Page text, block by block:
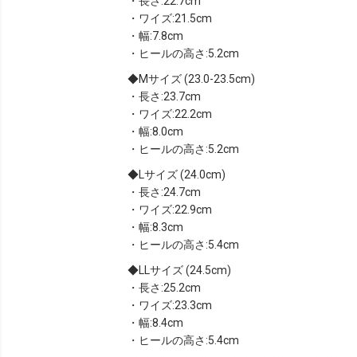
・ワイズ:21.5cm
・幅:7.8cm
・ヒールの高さ:5.2cm
Mサイズ (23.0-23.5cm)
・長さ:23.7cm
・ワイズ:22.2cm
・幅:8.0cm
・ヒールの高さ:5.2cm
Lサイズ (24.0cm)
・長さ:24.7cm
・ワイズ:22.9cm
・幅:8.3cm
・ヒールの高さ:5.4cm
LLサイズ (24.5cm)
・長さ:25.2cm
・ワイズ:23.3cm
・幅:8.4cm
・ヒールの高さ:5.4cm